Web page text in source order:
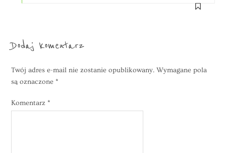
Dodaj komentarz
Twój adres e-mail nie zostanie opublikowany. Wymagane pola
są oznaczone *
Komentarz *